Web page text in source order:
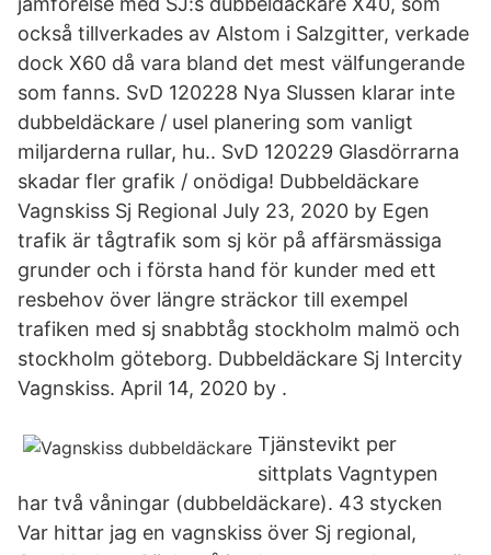
också tillverkades av Alstom i Salzgitter, verkade
dock X60 då vara bland det mest välfungerande
som fanns. SvD 120228 Nya Slussen klarar inte
dubbeldäckare / usel planering som vanligt
miljarderna rullar, hu.. SvD 120229 Glasdörrarna
skadar fler grafik / onödiga! Dubbeldäckare
Vagnskiss Sj Regional July 23, 2020 by Egen
trafik är tågtrafik som sj kör på affärsmässiga
grunder och i första hand för kunder med ett
resbehov över längre sträckor till exempel
trafiken med sj snabbtåg stockholm malmö och
stockholm göteborg. Dubbeldäckare Sj Intercity
Vagnskiss. April 14, 2020 by .
Tjänstevikt per
sittplats Vagntypen
har två våningar (dubbeldäckare). 43 stycken
Var hittar jag en vagnskiss över Sj regional,